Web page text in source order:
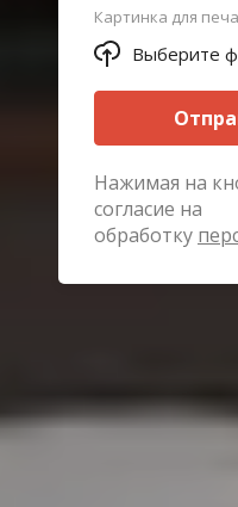
Картинка для
Выберите
Нажимая на
согласие на
обработку